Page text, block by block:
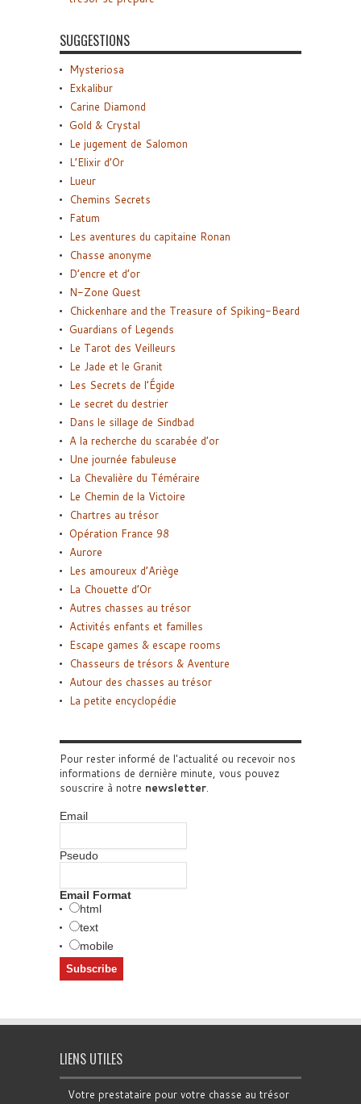
SUGGESTIONS
Mysteriosa
Exkalibur
Carine Diamond
Gold & Crystal
Le jugement de Salomon
L’Elixir d’Or
Lueur
Chemins Secrets
Fatum
Les aventures du capitaine Ronan
Chasse anonyme
D’encre et d’or
N-Zone Quest
Chickenhare and the Treasure of Spiking-Beard
Guardians of Legends
Le Tarot des Veilleurs
Le Jade et le Granit
Les Secrets de l’Égide
Le secret du destrier
Dans le sillage de Sindbad
A la recherche du scarabée d’or
Une journée fabuleuse
La Chevalière du Téméraire
Le Chemin de la Victoire
Chartres au trésor
Opération France 98
Aurore
Les amoureux d’Ariège
La Chouette d’Or
Autres chasses au trésor
Activités enfants et familles
Escape games & escape rooms
Chasseurs de trésors & Aventure
Autour des chasses au trésor
La petite encyclopédie
Pour rester informé de l'actualité ou recevoir nos
informations de dernière minute, vous pouvez
souscrire à notre newsletter.
Email
Pseudo
Email Format
html
text
mobile
LIENS UTILES
Votre prestataire pour votre chasse au trésor